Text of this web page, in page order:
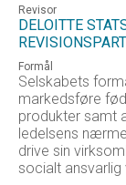
Revisor
DELOITTE
Formål
Selskabets
markedsføre
produkter samt
ledelsens
drive sin
socialt ansvarlig